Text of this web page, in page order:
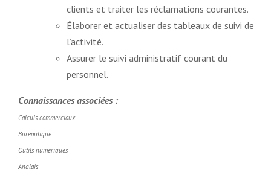
clients et traiter les réclamations courantes.
Élaborer et actualiser des tableaux de suivi de
l’activité.
Assurer le suivi administratif courant du
personnel.
Connaissances associées :
Calculs commerciaux
Bureautique
Outils numériques
Anglais